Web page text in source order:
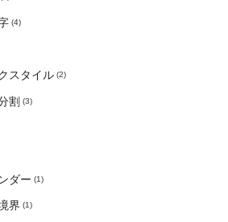
(4)
スタイル (2)
割 (3)
ダー (1)
界 (1)